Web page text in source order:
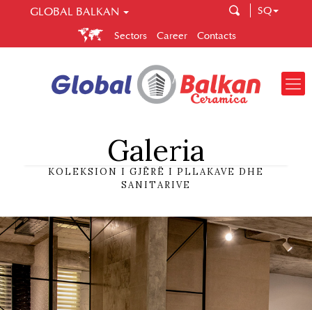
Global Ballkan is a company that brings you quality and
enables you to easily make your choice in construction,
central heating and ceramic tiles.
GLOBAL BALKAN SQ
Sectors Career Contacts
Galeria
KOLEKSION I GJËRË I PLLAKAVE DHE
SANITARIVE